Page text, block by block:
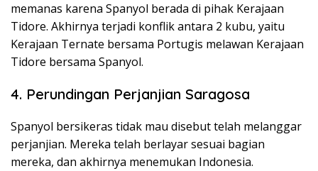
memanas karena Spanyol berada di pihak Kerajaan
Tidore. Akhirnya terjadi konflik antara 2 kubu, yaitu
Kerajaan Ternate bersama Portugis melawan Kerajaan
Tidore bersama Spanyol.
4. Perundingan Perjanjian Saragosa
Spanyol bersikeras tidak mau disebut telah melanggar
perjanjian. Mereka telah berlayar sesuai bagian
mereka, dan akhirnya menemukan Indonesia.